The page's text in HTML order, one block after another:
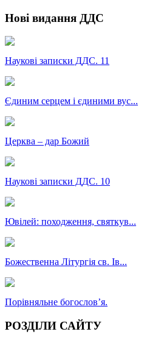
Нові видання ДДС
Наукові записки ДДС. 11
Єдиним серцем і єдиними вус...
Церква – дар Божий
Наукові записки ДДС. 10
Ювілей: походження, святкув...
Божественна Літургія св. Ів...
Порівняльне богословʼя.
РОЗДІЛИ САЙТУ